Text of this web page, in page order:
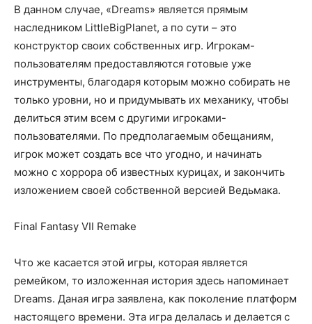
В данном случае, «Dreams» является прямым
наследником LittleBigPlanet, а по сути – это
конструктор своих собственных игр. Игрокам-
пользователям предоставляются готовые уже
инструменты, благодаря которым можно собирать не
только уровни, но и придумывать их механику, чтобы
делиться этим всем с другими игроками-
пользователями. По предполагаемым обещаниям,
игрок может создать все что угодно, и начинать
можно с хоррора об известных курицах, и закончить
изложением своей собственной версией Ведьмака.
Final Fantasy VII Remakе
Что же касается этой игры, которая является
ремейком, то изложенная история здесь напоминает
Dreams. Даная игра заявлена, как поколение платформ
настоящего времени. Эта игра делалась и делается с